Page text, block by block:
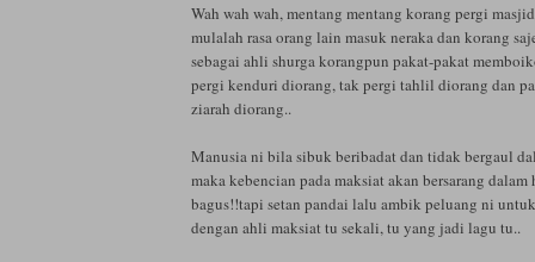
Wah wah wah, mentang mentang korang pergi
mulalah rasa orang lain masuk neraka dan korang
sebagai ahli shurga korangpun pakat-pakat
pergi kenduri diorang, tak pergi tahlil diorang dan
ziarah diorang..
Manusia ni bila sibuk beribadat dan tidak bergaul
maka kebencian pada maksiat akan bersarang
bagus!!tapi setan pandai lalu ambik peluang ni
dengan ahli maksiat tu sekali, tu yang jadi lagu tu..